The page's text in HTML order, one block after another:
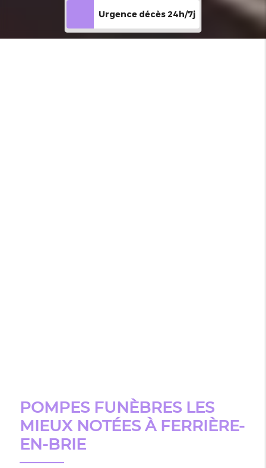
Urgence décès 24h/7j
POMPES FUNÈBRES LES
MIEUX NOTÉES À FERRIÈRE-
EN-BRIE